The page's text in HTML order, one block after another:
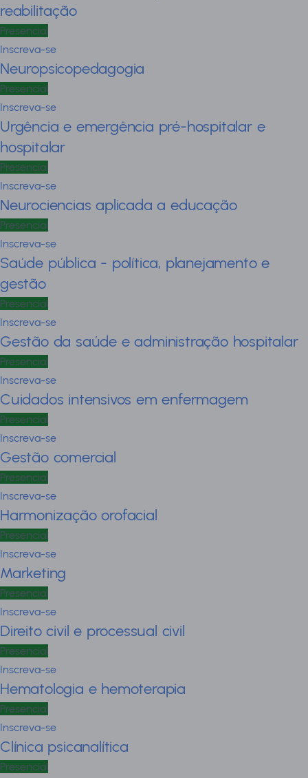
reabilitação
Presencial
Inscreva-se
Neuropsicopedagogia
Presencial
Inscreva-se
Urgência e emergência pré-hospitalar e
hospitalar
Presencial
Inscreva-se
Neurociencias aplicada a educação
Presencial
Inscreva-se
Saúde pública - política, planejamento e
gestão
Presencial
Inscreva-se
Gestão da saúde e administração hospitalar
Presencial
Inscreva-se
Cuidados intensivos em enfermagem
Presencial
Inscreva-se
Gestão comercial
Presencial
Inscreva-se
Harmonização orofacial
Presencial
Inscreva-se
Marketing
Presencial
Inscreva-se
Direito civil e processual civil
Presencial
Inscreva-se
Hematologia e hemoterapia
Presencial
Inscreva-se
Clínica psicanalítica
Presencial